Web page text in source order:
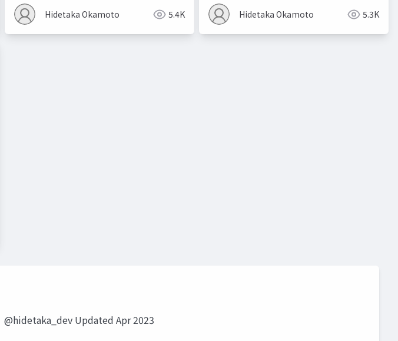
Hidetaka Okamoto 5.4K Hidetaka Okamoto 5.3K
Updated Apr 2023